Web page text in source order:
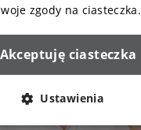
zgody na ciasteczka.
Akceptuję ciasteczka
Ustawienia